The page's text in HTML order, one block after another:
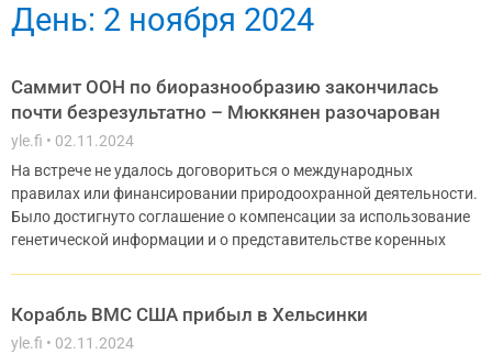
День: 2 ноября 2024
Саммит ООН по биоразнообразию закончилась
почти безрезультатно – Мюккянен разочарован
yle.fi
02.11.2024
На встрече не удалось договориться о международных
правилах или финансировании природоохранной деятельности.
Было достигнуто соглашение о компенсации за использование
генетической информации и о представительстве коренных
Корабль ВМС США прибыл в Хельсинки
yle.fi
02.11.2024